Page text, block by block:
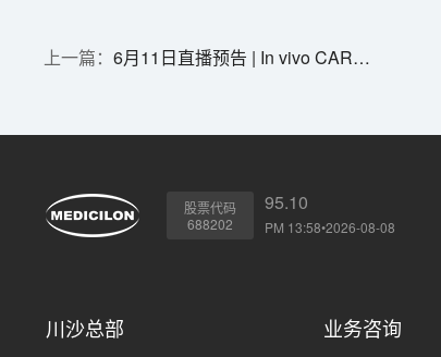
6月11日直播预告 | In vivo CAR-T临床前生物分析与安评双核实战
股票代码
688202
95.10
PM 13:58•2026-08-08
川沙总部 业务咨询